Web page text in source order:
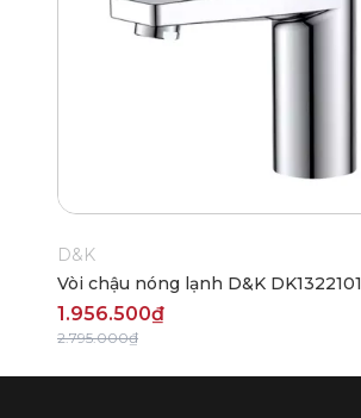
D&K
Vòi chậu nóng lạnh D&K DK1322101
1.956.500₫
2.795.000₫